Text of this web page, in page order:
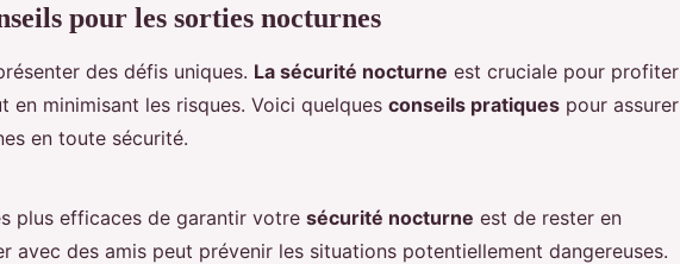
pour les sorties nocturnes
des défis uniques. La sécurité nocturne est cruciale pour profiter
en minimisant les risques. Voici quelques conseils pratiques pour assurer
en toute sécurité.
plus efficaces de garantir votre sécurité nocturne est de rester en
avec des amis peut prévenir les situations potentiellement dangereuses.